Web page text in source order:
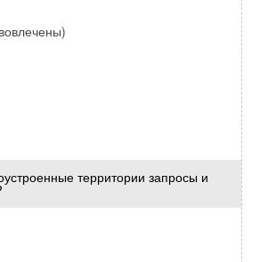
территории запросы и